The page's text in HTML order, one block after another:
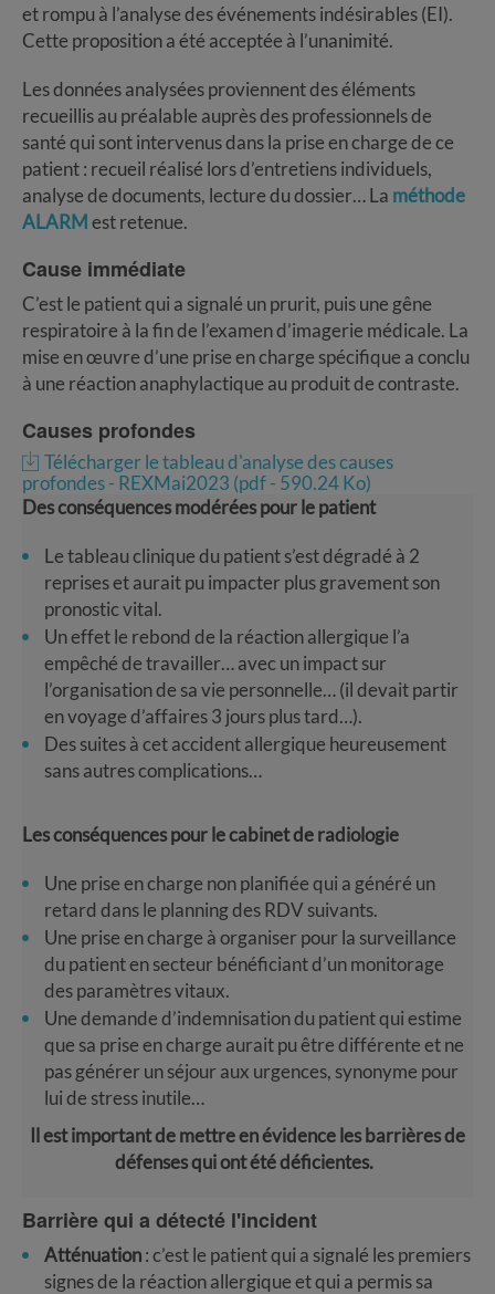
et rompu à l’analyse des événements indésirables (EI).
Cette proposition a été acceptée à l’unanimité.
Les données analysées proviennent des éléments
recueillis au préalable auprès des professionnels de
santé qui sont intervenus dans la prise en charge de ce
patient : recueil réalisé lors d’entretiens individuels,
analyse de documents, lecture du dossier… La méthode
ALARMest retenue.
Cause immédiate
C’est le patient qui a signalé un prurit, puis une gêne
respiratoire à la fin de l’examen d’imagerie médicale. La
mise en œuvre d’une prise en charge spécifique a conclu
à une réaction anaphylactique au produit de contraste.
Causes profondes
Télécharger le tableau d'analyse des causes
profondes - REXMai2023 (pdf - 590.24 Ko)
Des conséquences modérées pour le patient
Le tableau clinique du patient s’est dégradé à 2
reprises et aurait pu impacter plus gravement son
pronostic vital.
Un effet le rebond de la réaction allergique l’a
empêché de travailler… avec un impact sur
l’organisation de sa vie personnelle… (il devait partir
en voyage d’affaires 3 jours plus tard…).
Des suites à cet accident allergique heureusement
sans autres complications…
Les conséquences pour le cabinet de radiologie
Une prise en charge non planifiée qui a généré un
retard dans le planning des RDV suivants.
Une prise en charge à organiser pour la surveillance
du patient en secteur bénéficiant d’un monitorage
des paramètres vitaux.
Une demande d’indemnisation du patient qui estime
que sa prise en charge aurait pu être différente et ne
pas générer un séjour aux urgences, synonyme pour
lui de stress inutile…
Il est important de mettre en évidence les barrières de
défenses qui ont été déficientes.
Barrière qui a détecté l'incident
Atténuation: c’est le patient qui a signalé les premiers
signes de la réaction allergique et qui a permis sa